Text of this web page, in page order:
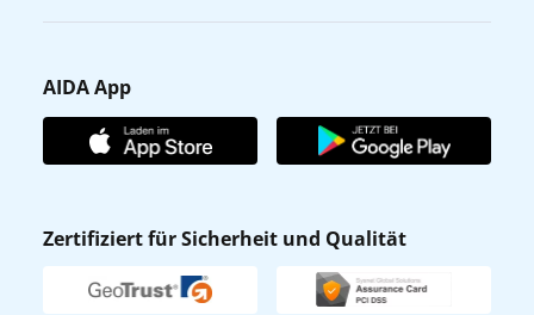
Karriere
Affiliateprogramm
Verhaltens- & Ethikkodex
Newsletter
Gästefragebogen
AIDA Club
AIDA App
AIDA App
Zertifiziert für Sicherheit und Qualität